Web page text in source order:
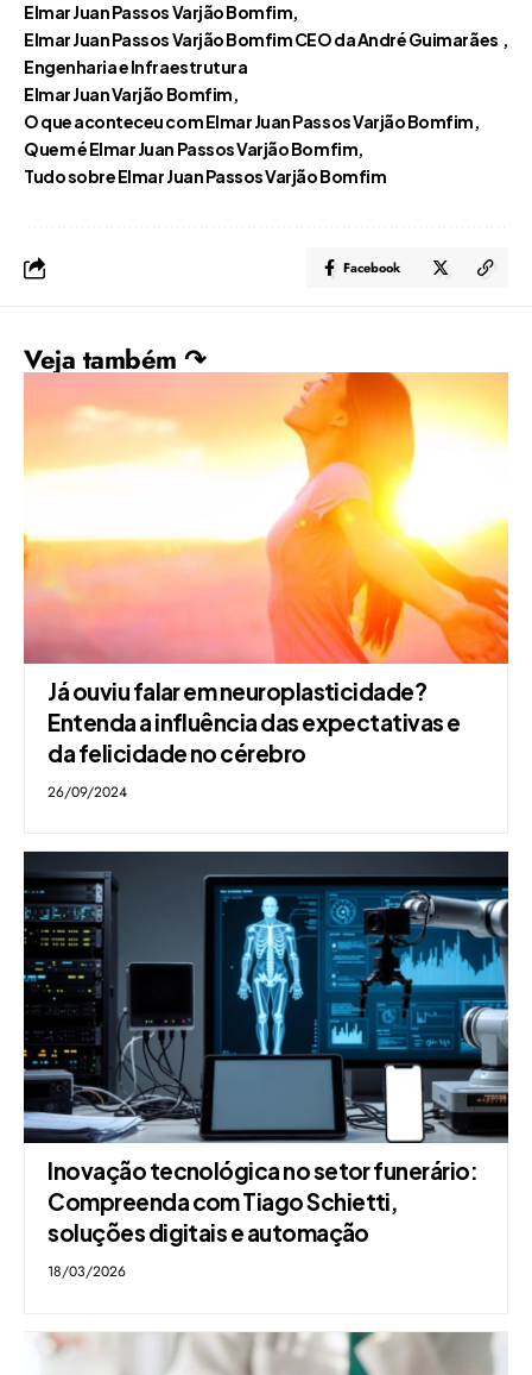
Elmar Juan Passos Varjão Bomfim
Elmar Juan Passos Varjão Bomfim CEO da André Guimarães
Engenharia e Infraestrutura
Elmar Juan Varjão Bomfim
O que aconteceu com Elmar Juan Passos Varjão Bomfim
Quem é Elmar Juan Passos Varjão Bomfim
Tudo sobre Elmar Juan Passos Varjão Bomfim
Facebook
Veja também ↷
Já ouviu falar em neuroplasticidade?
Entenda a influência das expectativas e
da felicidade no cérebro
26/09/2024
Inovação tecnológica no setor funerário:
Compreenda com Tiago Schietti,
soluções digitais e automação
18/03/2026